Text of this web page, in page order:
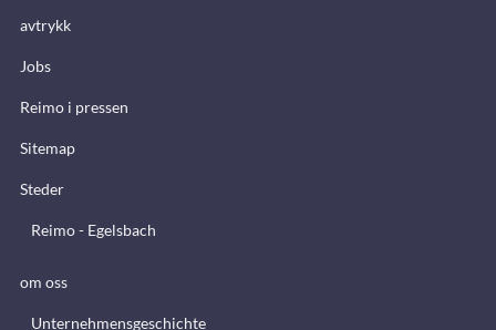
avtrykk
Jobs
Reimo i pressen
Sitemap
Steder
Reimo - Egelsbach
om oss
Unternehmensgeschichte